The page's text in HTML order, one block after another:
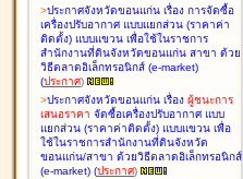
>ประกาศจังหวัดขอนแก่น เรื่อง การจัดซื้อ
เครื่องปรับอากาศ แบบแยกส่วน (ราคาค่า
ติดตั้ง) แบบแขวน เพื่อใช้ในราชการ
สำนักงานที่ดินจังหวัดขอนแก่น สาขา ด้วย
วิธีตลาดอิเล็กทรอนิกส์ (e-market)
(ประกาศ)
>ประกาศจังหวัดขอนแก่น เรื่อง ผู้ชนะการ
เสนอราคา จัดซื้อเครื่องปรับอากาศ แบบ
แยกส่วน (ราคาค่าติดตั้ง) แบบแขวน เพื่อ
ใช้ในราชการสำนักงานที่ดินจังหวัด
ขอนแก่น/สาขา ด้วยวิธีตลาดอิเล็กทรอนิกส์
(e-market) (ประกาศ)